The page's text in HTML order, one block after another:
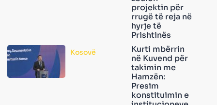
projektin për
rrugë të reja në
hyrje të
Prishtinës
Kosovë
Kurti mbërrin
në Kuvend për
takimin me
Hamzën:
Presim
konstituimin e